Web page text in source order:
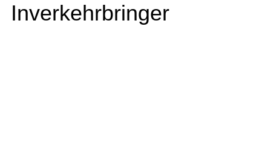
Inverkehrbringer